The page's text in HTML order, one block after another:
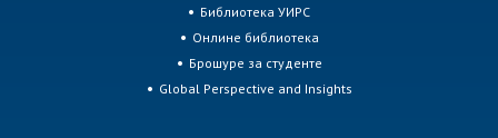
Библиотека УИРС
Онлине библиотека
Брошуре за студенте
Global Perspective and Insights